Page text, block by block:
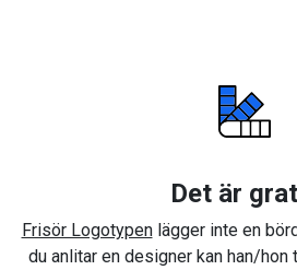
Det är
Frisör Logotypenlägger inte en
du anlitar en designer kan han/hon